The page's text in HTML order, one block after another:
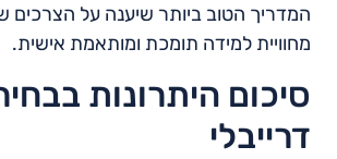
המדריך הטוב ביותר שיענה על הצרכים
מחוויית למידה תומכת ומותאמת אישית.
סיכום היתרונות
דרייבלי